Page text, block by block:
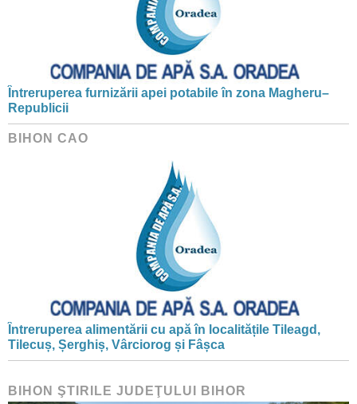
Întreruperea furnizării apei potabile în zona Magheru–
Republicii
BIHON CAO
Întreruperea alimentării cu apă în localitățile Tileagd,
Tilecuș, Șerghiș, Vârciorog și Fâșca
BIHON ŞTIRILE JUDEŢULUI BIHOR